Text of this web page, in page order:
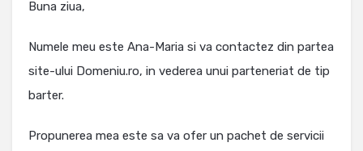
Buna ziua,
Numele meu este Ana-Maria si va contactez din partea
site-ului Domeniu.ro, in vederea unui parteneriat de tip
barter.
Propunerea mea este sa va ofer un pachet de servicii